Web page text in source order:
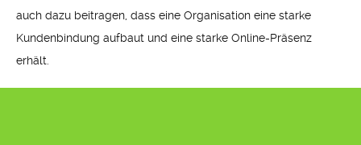
auch dazu beitragen, dass eine Organisation eine starke
Kundenbindung aufbaut und eine starke Online-Präsenz
erhält.